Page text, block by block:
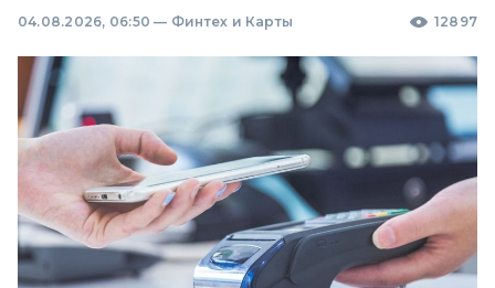
04.08.2026, 06:50 — Финтех и Карты 12897